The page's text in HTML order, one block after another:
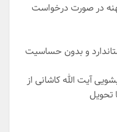
در صورت درخواست
و بدون حساسیت
آیت الله کاشانی از
تحویل